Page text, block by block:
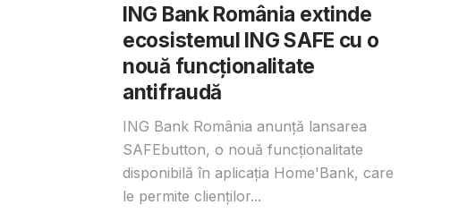
ING Bank România extinde
ecosistemul ING SAFE cu o
nouă funcționalitate
antifraudă
ING Bank România anunță lansarea
SAFEbutton, o nouă funcționalitate
disponibilă în aplicația Home'Bank, care
le permite clienților...